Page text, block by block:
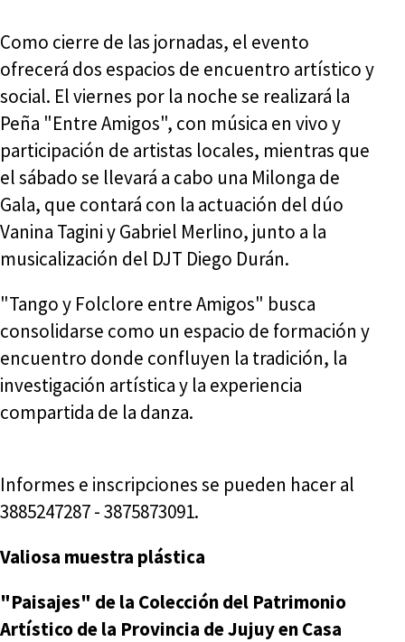
Como cierre de las jornadas, el evento
ofrecerá dos espacios de encuentro artístico y
social. El viernes por la noche se realizará la
Peña "Entre Amigos", con música en vivo y
participación de artistas locales, mientras que
el sábado se llevará a cabo una Milonga de
Gala, que contará con la actuación del dúo
Vanina Tagini y Gabriel Merlino, junto a la
musicalización del DJT Diego Durán.
"Tango y Folclore entre Amigos" busca
consolidarse como un espacio de formación y
encuentro donde confluyen la tradición, la
investigación artística y la experiencia
compartida de la danza.
Informes e inscripciones se pueden hacer al
3885247287 - 3875873091.
Valiosa muestra plástica
"Paisajes" de la Colección del Patrimonio
Artístico de la Provincia de Jujuy en Casa